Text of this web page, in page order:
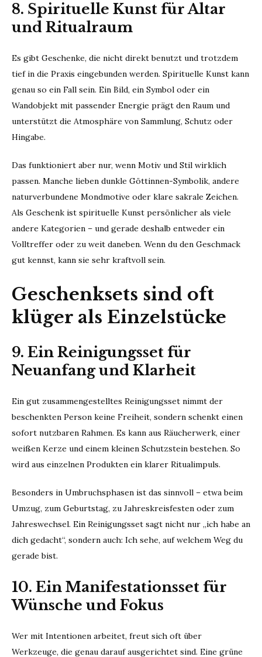
8. Spirituelle Kunst für Altar
und Ritualraum
Es gibt Geschenke, die nicht direkt benutzt und trotzdem
tief in die Praxis eingebunden werden. Spirituelle Kunst kann
genau so ein Fall sein. Ein Bild, ein Symbol oder ein
Wandobjekt mit passender Energie prägt den Raum und
unterstützt die Atmosphäre von Sammlung, Schutz oder
Hingabe.
Das funktioniert aber nur, wenn Motiv und Stil wirklich
passen. Manche lieben dunkle Göttinnen-Symbolik, andere
naturverbundene Mondmotive oder klare sakrale Zeichen.
Als Geschenk ist spirituelle Kunst persönlicher als viele
andere Kategorien – und gerade deshalb entweder ein
Volltreffer oder zu weit daneben. Wenn du den Geschmack
gut kennst, kann sie sehr kraftvoll sein.
Geschenksets sind oft
klüger als Einzelstücke
9. Ein Reinigungsset für
Neuanfang und Klarheit
Ein gut zusammengestelltes Reinigungsset nimmt der
beschenkten Person keine Freiheit, sondern schenkt einen
sofort nutzbaren Rahmen. Es kann aus Räucherwerk, einer
weißen Kerze und einem kleinen Schutzstein bestehen. So
wird aus einzelnen Produkten ein klarer Ritualimpuls.
Besonders in Umbruchsphasen ist das sinnvoll – etwa beim
Umzug, zum Geburtstag, zu Jahreskreisfesten oder zum
Jahreswechsel. Ein Reinigungsset sagt nicht nur „ich habe an
dich gedacht“, sondern auch: Ich sehe, auf welchem Weg du
gerade bist.
10. Ein Manifestationsset für
Wünsche und Fokus
Wer mit Intentionen arbeitet, freut sich oft über
Werkzeuge, die genau darauf ausgerichtet sind. Eine grüne